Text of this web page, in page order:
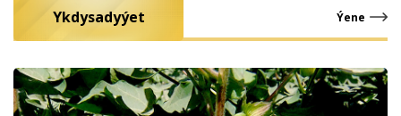
Ykdysadyýet Ýene